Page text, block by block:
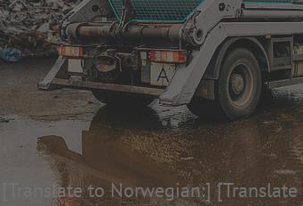
[Translate to Norwegian:] [Translate